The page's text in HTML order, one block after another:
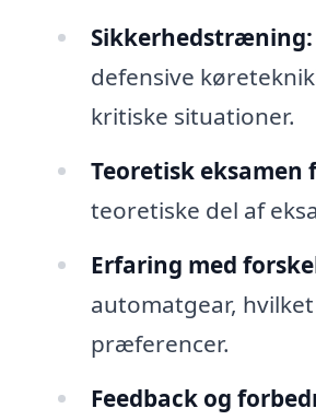
Sikkerhedstræning:
defensive
kritiske situationer.
Teoretisk eksamen
teoretiske del af
Erfaring med
automatgear,
præferencer.
Feedback og